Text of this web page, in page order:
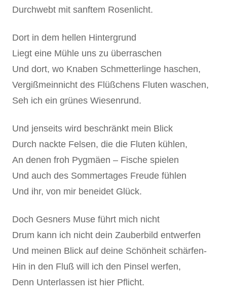
Durchwebt mit sanftem Rosenlicht.
Dort in dem hellen Hintergrund
Liegt eine Mühle uns zu überraschen
Und dort, wo Knaben Schmetterlinge haschen,
Vergißmeinnicht des Flüßchens Fluten waschen,
Seh ich ein grünes Wiesenrund.
Und jenseits wird beschränkt mein Blick
Durch nackte Felsen, die die Fluten kühlen,
An denen froh Pygmäen – Fische spielen
Und auch des Sommertages Freude fühlen
Und ihr, von mir beneidet Glück.
Doch Gesners Muse führt mich nicht
Drum kann ich nicht dein Zauberbild entwerfen
Und meinen Blick auf deine Schönheit schärfen-
Hin in den Fluß will ich den Pinsel werfen,
Denn Unterlassen ist hier Pflicht.